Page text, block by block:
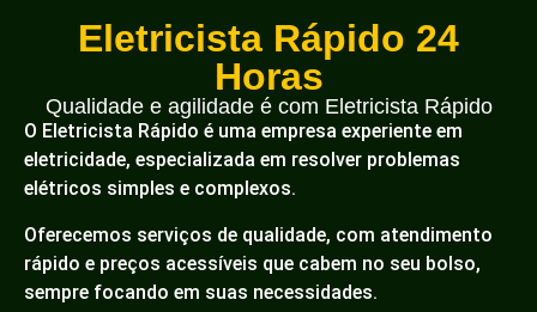
Eletricista Rápido 24
Horas
Qualidade e agilidade é com Eletricista Rápido
O Eletricista Rápido é uma empresa experiente em
eletricidade, especializada em resolver problemas
elétricos simples e complexos.
Oferecemos serviços de qualidade, com atendimento
rápido e preços acessíveis que cabem no seu bolso,
sempre focando em suas necessidades.